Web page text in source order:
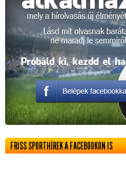
FRISS SPORTHÍREK A FACEBOOKON IS